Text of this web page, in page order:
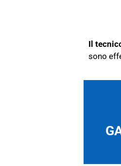
Il
sono